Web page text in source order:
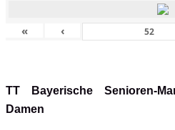
« ‹
TT Bayerische Senioren-
Damen